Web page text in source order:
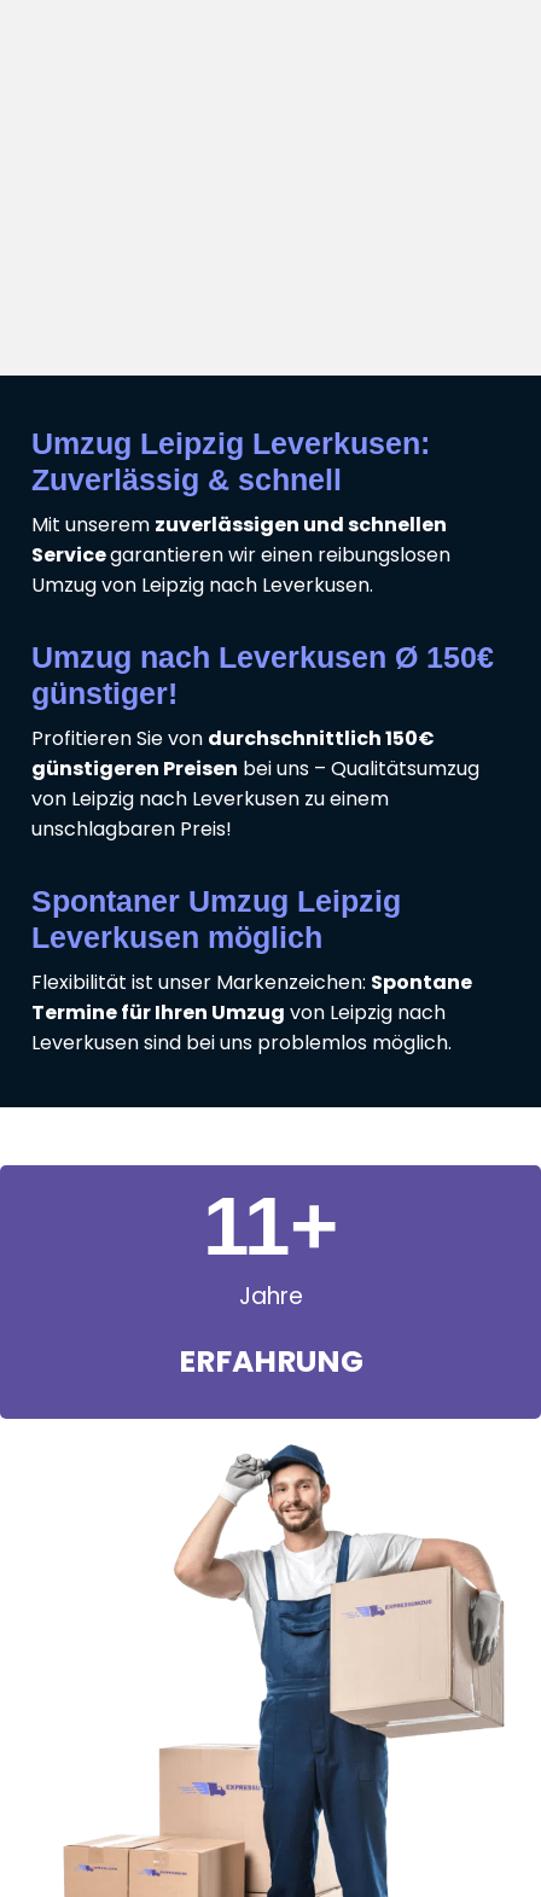
Umzug Leipzig Leverkusen:
Zuverlässig & schnell
Mit unserem zuverlässigen und schnellen
Servicegarantieren wir einen reibungslosen
Umzug von Leipzig nach Leverkusen.
Umzug nach Leverkusen Ø 150€
günstiger!
Profitieren Sie von durchschnittlich 150€
günstigeren Preisen bei uns – Qualitätsumzug
von Leipzig nach Leverkusen zu einem
unschlagbaren Preis!
Spontaner Umzug Leipzig
Leverkusen möglich
Flexibilität ist unser Markenzeichen: Spontane
Termine für Ihren Umzug von Leipzig nach
Leverkusen sind bei uns problemlos möglich.
Jahre
ERFAHRUNG
11+